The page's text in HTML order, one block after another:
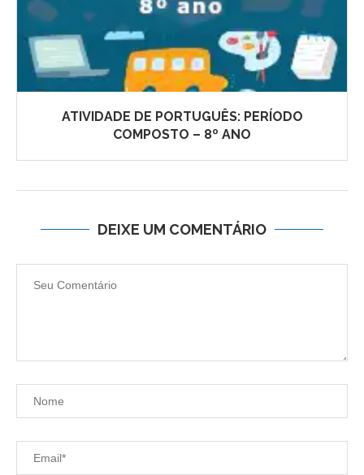
ATIVIDADE DE PORTUGUÊS: PERÍODO
COMPOSTO – 8º ANO
DEIXE UM COMENTÁRIO